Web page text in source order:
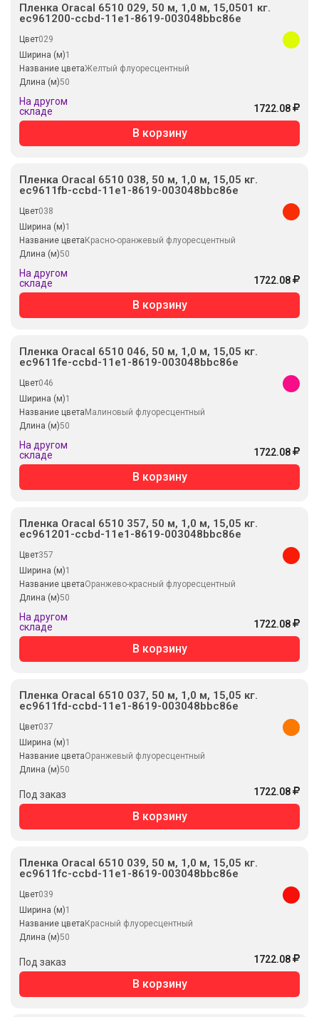
Пленка Oracal 6510 029, 50 м, 1,0 м, 15,0501 кг.
ec961200-ccbd-11e1-8619-003048bbc86e
Цвет029
Ширина (м)1
Название цветаЖелтый флуоресцентный
Длина (м)50
На другом
складе
1722.08
В корзину
Пленка Oracal 6510 038, 50 м, 1,0 м, 15,05 кг.
ec9611fb-ccbd-11e1-8619-003048bbc86e
Цвет038
Ширина (м)1
Название цветаКрасно-оранжевый флуоресцентный
Длина (м)50
На другом
складе
1722.08
В корзину
Пленка Oracal 6510 046, 50 м, 1,0 м, 15,05 кг.
ec9611fe-ccbd-11e1-8619-003048bbc86e
Цвет046
Ширина (м)1
Название цветаМалиновый флуоресцентный
Длина (м)50
На другом
складе
1722.08
В корзину
Пленка Oracal 6510 357, 50 м, 1,0 м, 15,05 кг.
ec961201-ccbd-11e1-8619-003048bbc86e
Цвет357
Ширина (м)1
Название цветаОранжево-красный флуоресцентный
Длина (м)50
На другом
складе
1722.08
В корзину
Пленка Oracal 6510 037, 50 м, 1,0 м, 15,05 кг.
ec9611fd-ccbd-11e1-8619-003048bbc86e
Цвет037
Ширина (м)1
Название цветаОранжевый флуоресцентный
Длина (м)50
Под заказ 1722.08
В корзину
Пленка Oracal 6510 039, 50 м, 1,0 м, 15,05 кг.
ec9611fc-ccbd-11e1-8619-003048bbc86e
Цвет039
Ширина (м)1
Название цветаКрасный флуоресцентный
Длина (м)50
Под заказ 1722.08
В корзину